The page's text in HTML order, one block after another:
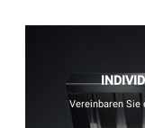
Vereinbaren Sie